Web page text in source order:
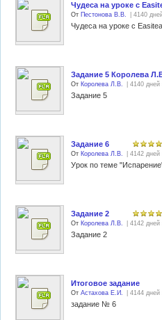
Чудеса на уроке с
От Пестонова В.В. | 4140
Чудеса на уроке с
Задание 5 Королева
От Королева Л.В. | 4140 дней
Задание 5
Задание 6
От Королева Л.В. | 4142 дней
Урок по теме
Задание 2
От Королева Л.В. | 4142 дней
Задание 2
Итоговое задание
От Астахова Е.И. | 4144 дней
задание № 6